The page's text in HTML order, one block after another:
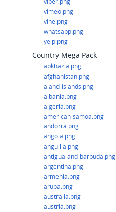
vimeo.png
vine.png
whatsapp.png
yelp.png
Country Mega Pack
abkhazia.png
afghanistan.png
aland-islands.png
albania.png
algeria.png
american-samoa.png
andorra.png
angola.png
anguilla.png
antigua-and-barbuda.png
argentina.png
armenia.png
aruba.png
australia.png
austria.png